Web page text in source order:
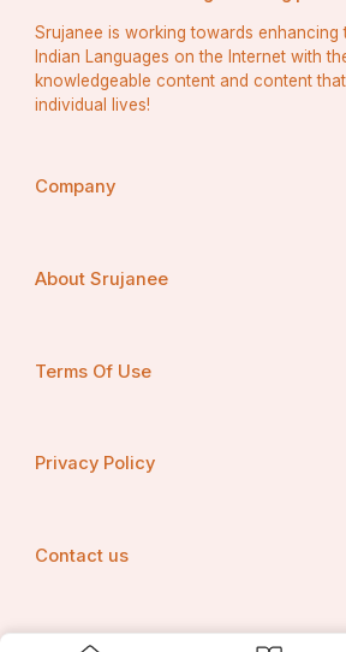
अंतःकरण से उखाड़ फेंकना होगा। एक देश
अपने कर्मों के द्वारा ही अपना एकात्मक
उत्पन्न करता है।।
Srujanee is working towards
Indian Languages on the Internet with
knowledgeable content and content
individual lives!
Company
About Srujanee
Terms Of Use
Privacy Policy
Contact us